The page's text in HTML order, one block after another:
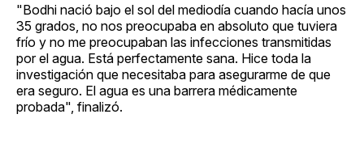
"Bodhi nació bajo el sol del mediodía cuando hacía unos
35 grados, no nos preocupaba en absoluto que tuviera
frío y no me preocupaban las infecciones transmitidas
por el agua. Está perfectamente sana. Hice toda la
investigación que necesitaba para asegurarme de que
era seguro. El agua es una barrera médicamente
probada", finalizó.